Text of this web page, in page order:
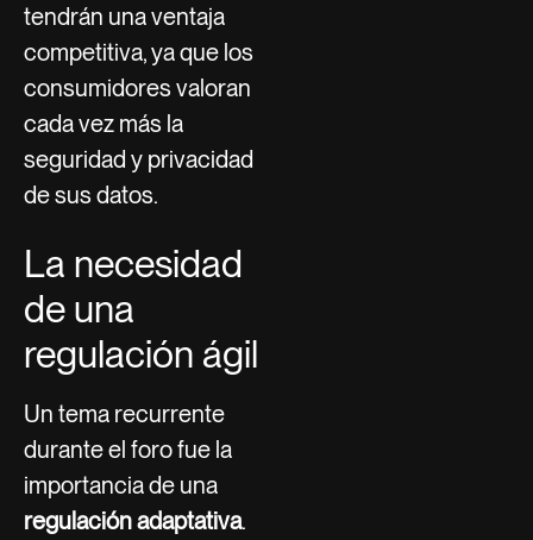
tendrán una ventaja
competitiva, ya que los
consumidores valoran
cada vez más la
seguridad y privacidad
de sus datos.
La necesidad
de una
regulación ágil
Un tema recurrente
durante el foro fue la
importancia de una
regulación adaptativa.